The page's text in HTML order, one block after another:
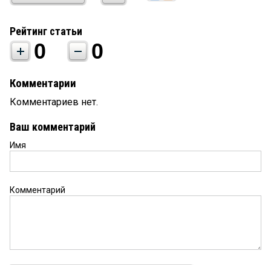
Рейтинг статьи
0 0
Комментарии
Комментариев нет.
Ваш комментарий
Имя
Комментарий